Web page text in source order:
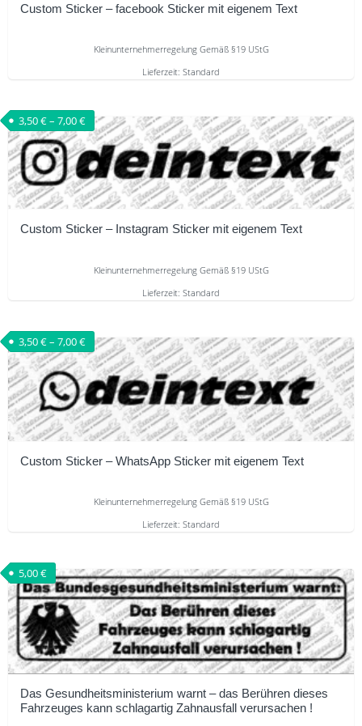
Optionen
werden
Custom Sticker – facebook Sticker mit eigenem Text
Kleinunternehmerregelung Gemäß §19 UStG
Lieferzeit: Standard
Produkt
weist
mehrere
Varianten
auf.
Optionen
gewählt
werden
Custom Sticker – Instagram Sticker mit eigenem Text
3,50€– 7,00€
Kleinunternehmerregelung Gemäß §19 UStG
Lieferzeit: Standard
Produkt
weist
mehrere
Varianten
auf.
Die
Optionen
werden
Custom Sticker – WhatsApp Sticker mit eigenem Text
3,50€– 7,00€
Kleinunternehmerregelung Gemäß §19 UStG
Lieferzeit: Standard
Produkt
weist
mehrere
Varianten
auf.
Die
Optionen
können
Das Gesundheitsministerium warnt – das Berühren dieses
Fahrzeuges kann schlagartig Zahnausfall verursachen !
5,00€